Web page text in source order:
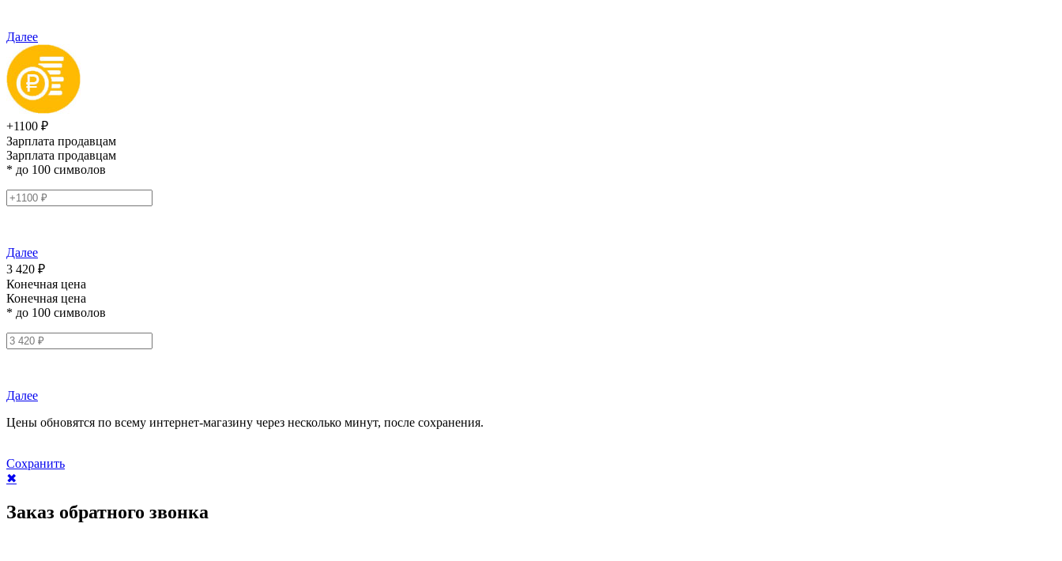
Далее
+1100 ₽
Зарплата продавцам
Зарплата продавцам
* до 100 символов
Далее
3 420 ₽
Конечная цена
Конечная цена
* до 100 символов
Далее
Цены обновятся по всему интернет-магазину через несколько минут, после сохранения.
Сохранить
✖
Заказ обратного звонка